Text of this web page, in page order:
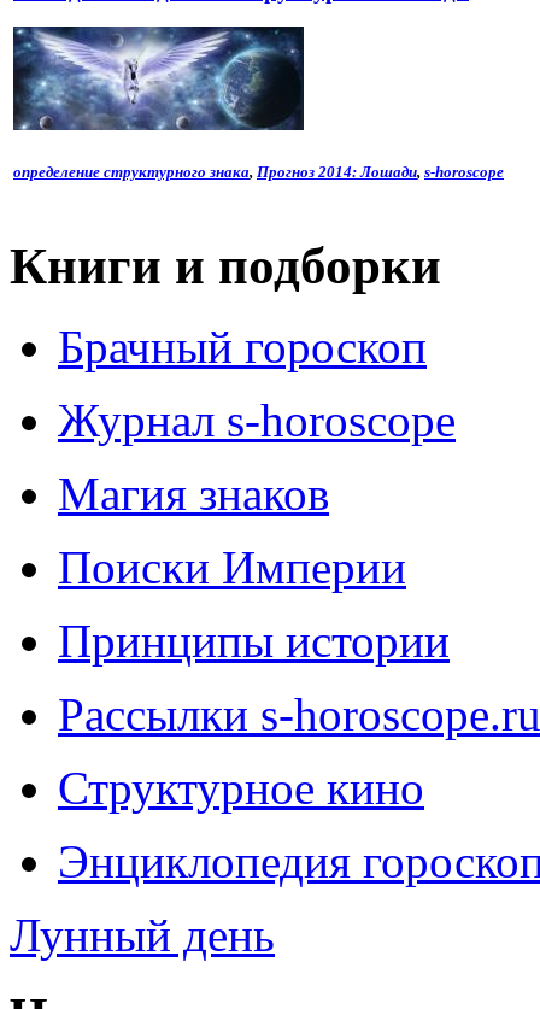
определение структурного знака, Прогноз 2014: Лошади, s-horoscope
Книги и подборки
Брачный гороскоп
Журнал s-horoscope
Магия знаков
Поиски Империи
Принципы истории
Рассылки s-horoscope.ru
Структурное кино
Энциклопедия
Лунный день